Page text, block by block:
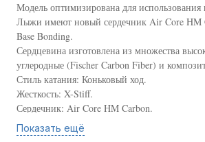
Модель оптимизирована для
Лыжи имеют новый сердечник Air Core HM
Base Bonding.
Сердцевина изготовлена из множества
углеродные (Fischer Carbon Fiber) и
Стиль катания: Коньковый ход.
Жесткость: X-Stiff.
Сердечник: Air Core HM Carbon.
База: World Cup Plus.
Вес: 1.060 гр. пара 186 см.
Показать ещё